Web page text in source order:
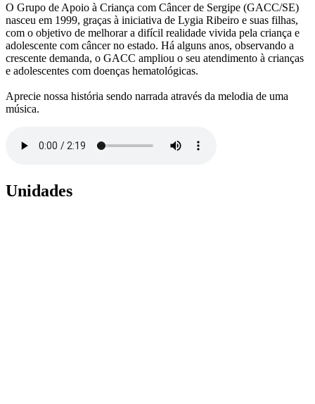
O Grupo de Apoio à Criança com Câncer de Sergipe (GACC/SE)
nasceu em 1999, graças à iniciativa de Lygia Ribeiro e suas filhas,
com o objetivo de melhorar a difícil realidade vivida pela criança e
adolescente com câncer no estado. Há alguns anos, observando a
crescente demanda, o GACC ampliou o seu atendimento à crianças
e adolescentes com doenças hematológicas.
Aprecie nossa história sendo narrada através da melodia de uma
música.
Unidades